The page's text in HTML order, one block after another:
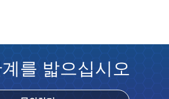
를 밟으십시오